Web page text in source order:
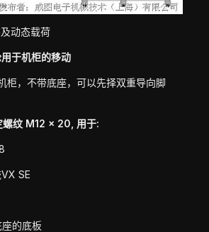
动态载荷
于机柜的移动
柜，不带底座，可以先择双重导向脚
螺纹 M12 x 20, 用于:
SE
的底板